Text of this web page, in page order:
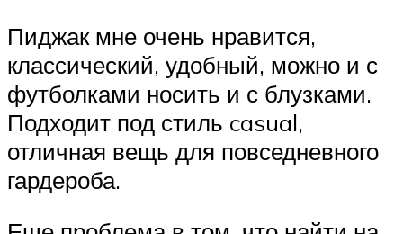
Пиджак мне очень нравится,
классический, удобный, можно и с
футболками носить и с блузками.
Подходит под стиль casual,
отличная вещь для повседневного
гардероба.